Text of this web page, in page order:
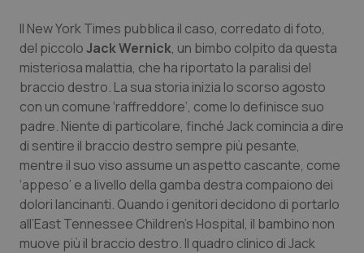
Sardegna
Sicilia
Toscana
Umbria
Valle D’Aosta
Veneto
Malattia di Crohn & Rettocolite Ulcerosa
Neuroscienze & patologie neurodegenerative
Obesità
Oftalmologia
Oncodermatologia
Oncoematologia
Il New York Times pubblica il caso, corredato di foto,
del piccoloJack Wernick, un bimbo colpito da questa
misteriosa malattia, che ha riportato la paralisi del
braccio destro. La sua storia inizia lo scorso agosto
con un comune ‘raffreddore’, come lo definisce suo
padre. Niente di particolare, finché Jack comincia a dire
di sentire il braccio destro sempre più pesante,
mentre il suo viso assume un aspetto cascante, come
‘appeso’ e a livello della gamba destra compaiono dei
dolori lancinanti. Quando i genitori decidono di portarlo
all’East Tennessee Children’s Hospital, il bambino non
muove più il braccio destro. Il quadro clinico di Jack